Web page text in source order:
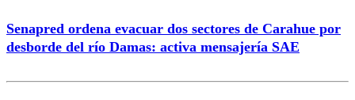
Senapred ordena evacuar dos sectores de Carahue por
desborde del río Damas: activa mensajería SAE